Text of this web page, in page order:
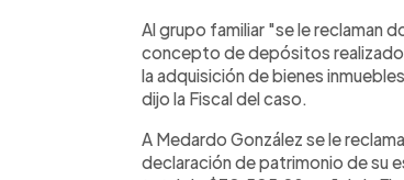
Al grupo familiar "se le reclaman
concepto de depósitos
la adquisición de bienes
dijo la Fiscal del caso.
A Medardo González se le
declaración de patrimonio de su